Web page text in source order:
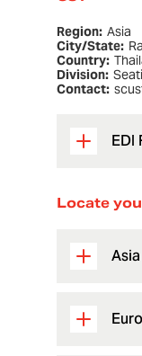
Region: Asia
City/State:
Country:
Division:
Contact:
EDI
Locate
Asia